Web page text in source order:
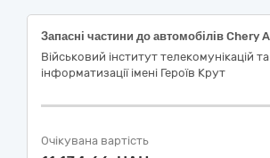
Військовий інститут телекомунікацій та
інформатизації імені Героїв Крут
Очікувана вартість